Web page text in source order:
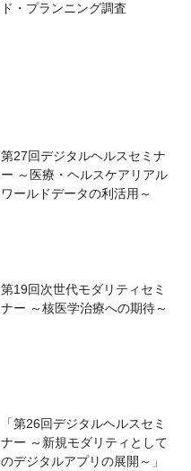
ド・プランニング調査
第27回デジタルヘルスセミナ
ー ～医療・ヘルスケアリアル
ワールドデータの利活用～
第19回次世代モダリティセミ
ナー ～核医学治療への期待～
「第26回デジタルヘルスセミ
ナー ～新規モダリティとして
のデジタルアプリの展開～」